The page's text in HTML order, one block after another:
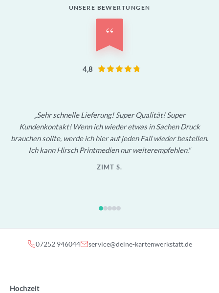
UNSERE BEWERTUNGEN
“
4,8
Sehr schnelle Lieferung! Super Qualität! Super
Kundenkontakt! Wenn ich wieder etwas in Sachen Druck
brauchen sollte, werde ich hier auf jeden Fall wieder bestellen.
Ich kann Hirsch Printmedien nur weiterempfehlen.
ZIMT S.
07252 946044 service@deine-kartenwerkstatt.de
Hochzeit